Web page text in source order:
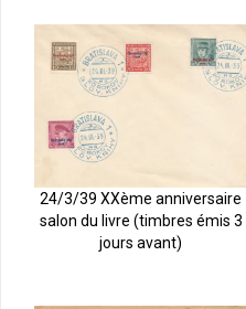
24/3/39 XXème anniversaire
salon du livre (timbres émis 3
jours avant)